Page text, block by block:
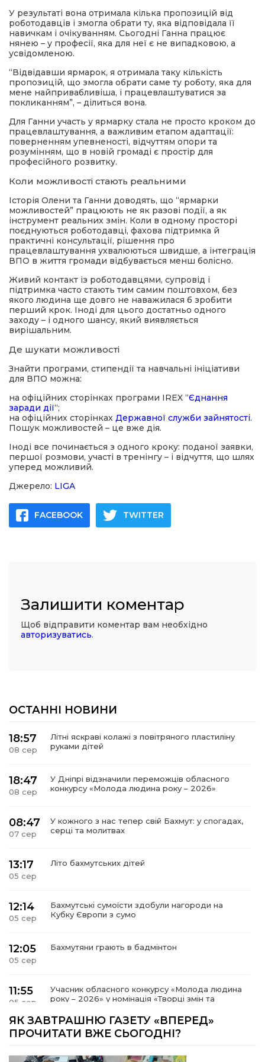
У результаті вона отримала кілька пропозицій від
роботодавців і змогла обрати ту, яка відповідала її
навичкам і очікуванням. Сьогодні Ганна працює
нянею – у професії, яка для неї є не випадковою, а
усвідомленою.
“Відвідавши ярмарок, я отримала таку кількість
пропозицій, що змогла обрати саме ту роботу, яка для
мене найпривабливіша, і працевлаштуватися за
покликанням”, – ділиться вона.
Для Ганни участь у ярмарку стала не просто кроком до
працевлаштування, а важливим етапом адаптації:
поверненням упевненості, відчуттям опори та
розумінням, що в новій громаді є простір для
професійного розвитку.
Коли можливості стають реальними
Історія Олени та Ганни доводять, що “ярмарки
можливостей” працюють не як разові події, а як
інструмент реальних змін. Коли в одному просторі
поєднуються роботодавці, фахова підтримка й
практичні консультації, рішення про
працевлаштування ухвалюються швидше, а інтеграція
ВПО в життя громади відбувається менш болісно.
Живий контакт із роботодавцями, супровід і
підтримка часто стають тим самим поштовхом, без
якого людина ще довго не наважилася б зробити
перший крок. Іноді для цього достатньо одного
заходу – і одного шансу, який виявляється
вирішальним.
Де шукати можливості
Знайти програми, стипендії та навчальні ініціативи
для ВПО можна:
на офіційних сторінках програми IREX “Єднання
заради дії“;
на офіційних сторінках Державної служби зайнятості.
Пошук можливостей – це вже дія.
Іноді все починається з одного кроку: поданої заявки,
першої розмови, участі в тренінгу – і відчуття, що шлях
уперед можливий.
Джерело: LIGA
FACEBOOK TWITTER
Залишити коментар
Щоб відправити коментар вам необхідно
авторизуватись.
ОСТАННІ НОВИНИ
18:57
08 сер
Літні яскраві колажі з повітряного пластиліну
руками дітей
18:47
08 сер
У Дніпрі відзначили переможців обласного
конкурсу «Молода людина року – 2026»
08:47
07 сер
У кожного з нас тепер свій Бахмут: у спогадах,
серці та молитвах
13:17
05 сер
Літо бахмутських дітей
12:14
05 сер
Бахмутські сумоїсти здобули нагороди на
Кубку Європи з сумо
12:05
05 сер
Бахмутяни грають в бадмінтон
11:55
05 сер
Учасник обласного конкурсу «Молода людина
року – 2026» у номінація «Творці змін та
15:18
Мобільні клініки надали медичну допомогу 4
ЯК ЗАВТРАШНЮ ГАЗЕТУ «ВПЕРЕД»
ПРОЧИТАТИ ВЖЕ СЬОГОДНІ?